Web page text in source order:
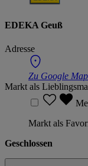
EDEKA Geuß
Adresse
Zu Google
Markt als
Markt als
Geschlossen